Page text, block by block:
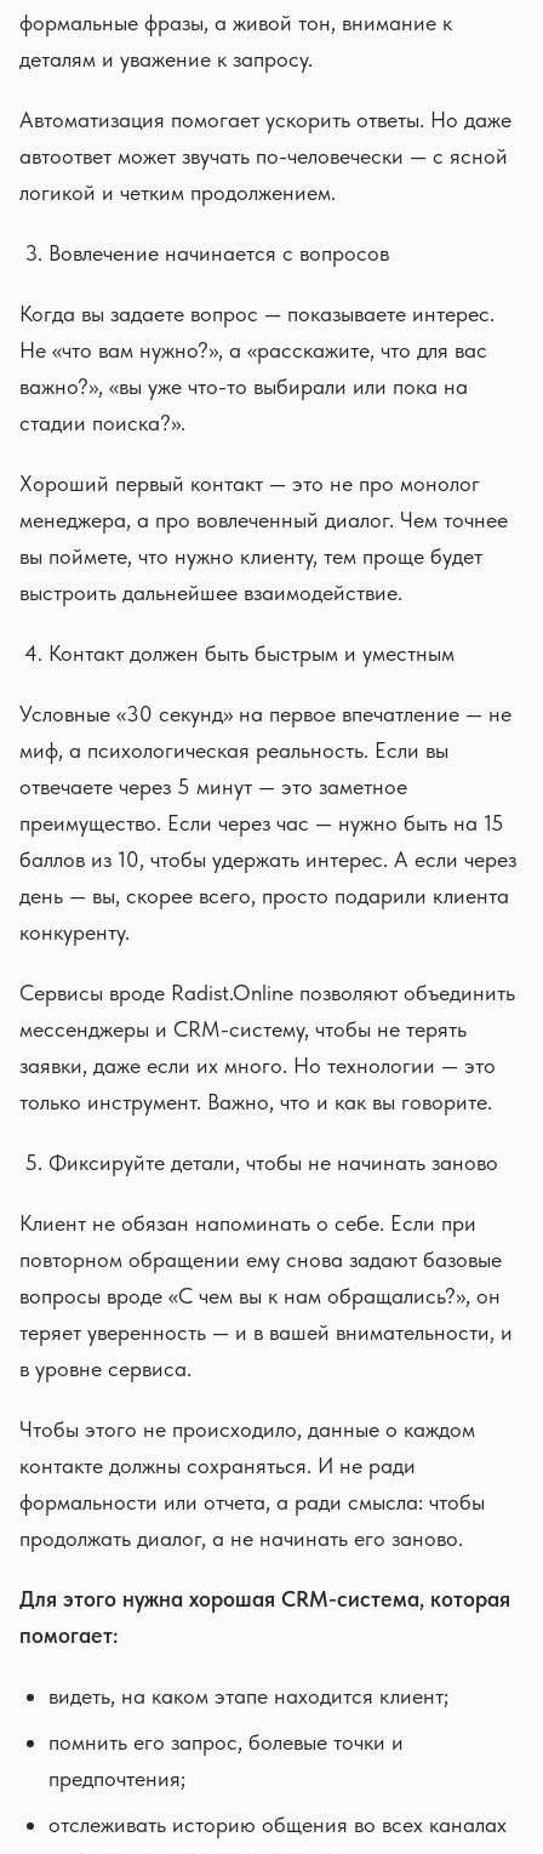
формальные фразы, а живой тон, внимание к
деталям и уважение к запросу.
Автоматизация помогает ускорить ответы. Но даже
автоответ может звучать по-человечески — с ясной
логикой и четким продолжением.
Вовлечение начинается с вопросов
Когда вы задаете вопрос — показываете интерес.
Не «что вам нужно?», а «расскажите, что для вас
важно?», «вы уже что-то выбирали или пока на
стадии поиска?».
Хороший первый контакт — это не про монолог
менеджера, а про вовлеченный диалог. Чем точнее
вы поймете, что нужно клиенту, тем проще будет
выстроить дальнейшее взаимодействие.
Контакт должен быть быстрым и уместным
Условные «30 секунд» на первое впечатление — не
миф, а психологическая реальность. Если вы
отвечаете через 5 минут — это заметное
преимущество. Если через час — нужно быть на 15
баллов из 10, чтобы удержать интерес. А если через
день — вы, скорее всего, просто подарили клиента
конкуренту.
Сервисы вроде Radist.Online позволяют объединить
мессенджеры и CRM-систему, чтобы не терять
заявки, даже если их много. Но технологии — это
только инструмент. Важно, что и как вы говорите.
Фиксируйте детали, чтобы не начинать заново
Клиент не обязан напоминать о себе. Если при
повторном обращении ему снова задают базовые
вопросы вроде «С чем вы к нам обращались?», он
теряет уверенность — и в вашей внимательности, и
в уровне сервиса.
Чтобы этого не происходило, данные о каждом
контакте должны сохраняться. И не ради
формальности или отчета, а ради смысла: чтобы
продолжать диалог, а не начинать его заново.
Для этого нужна хорошая CRM-система, которая
помогает:
видеть, на каком этапе находится клиент;
помнить его запрос, болевые точки и
предпочтения;
отслеживать историю общения во всех каналах